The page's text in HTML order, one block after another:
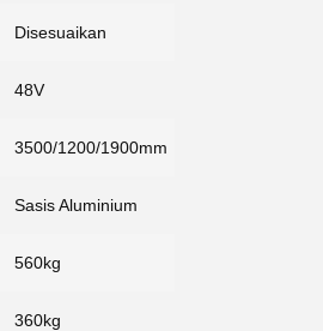
Disesuaikan
48V
3500/1200/1900mm
Sasis Aluminium
560kg
360kg